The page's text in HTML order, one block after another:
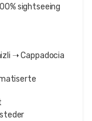
sightseeing
➝ Cappadocia